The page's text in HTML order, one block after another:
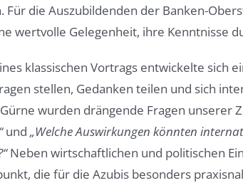
Für die Auszubildenden der Banken-
wertvolle Gelegenheit, ihre Kenntnisse
klassischen Vortrags entwickelte sich
stellen, Gedanken teilen und sich
wurden drängende Fragen unserer
und„Welche Auswirkungen könnten
Neben wirtschaftlichen und politischen
die für die Azubis besonders